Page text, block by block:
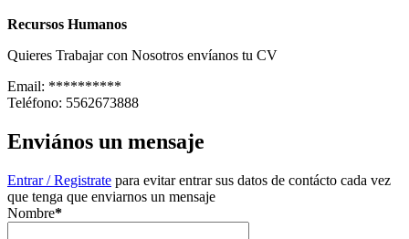
Recursos Humanos
Quieres Trabajar con Nosotros envíanos tu CV
Email: **********
Teléfono: 5562673888
Enviános un mensaje
Entrar / Registrate para evitar entrar sus datos de contácto cada vez
que tenga que enviarnos un mensaje
Nombre*